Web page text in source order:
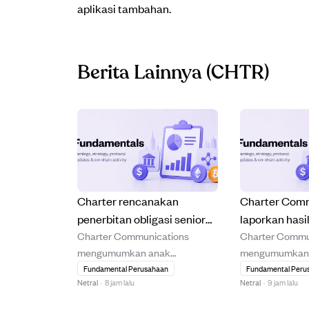
aplikasi tambahan.
Berita Lainnya(CHTR)
Charter rencanakan
penerbitan obligasi senior
untuk danai akuisisi Cox
Communications dan lunasi
utang.
Charter Communications
mengumumkan anak
perusahaannya akan
menerbitkan obligasi senior
Fundamental Perusahaan
Netral · 8 jam lalu
Charter
laporkan
penawaran
senilai lebih
Charter
penawaran
dengan
Fundamental
Netral · 9 jam lalu